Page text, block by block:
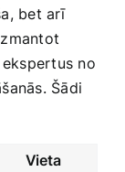
bet arī
no
Šādi
Vieta